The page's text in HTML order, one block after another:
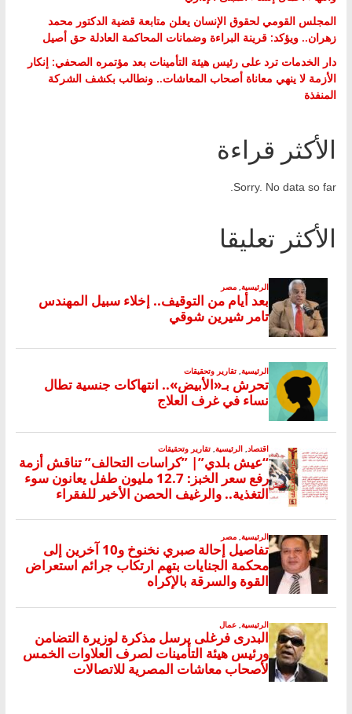
المجلس القومي لحقوق الإنسان يعلن متابعة قضية الدكتور محمد
زهران.. ويؤكد: قرينة البراءة وضمانات المحاكمة العادلة حق أصيل
دار الخدمات ترد على رئيس هيئة التأمينات بعد مؤتمره الصحفي: إنكار
الأزمة لا ينهي معاناة أصحاب المعاشات.. ونطالب بكشف الشركة
المنفذة
الأكثر قراءة
Sorry. No data so far.
الأكثر تعليقا